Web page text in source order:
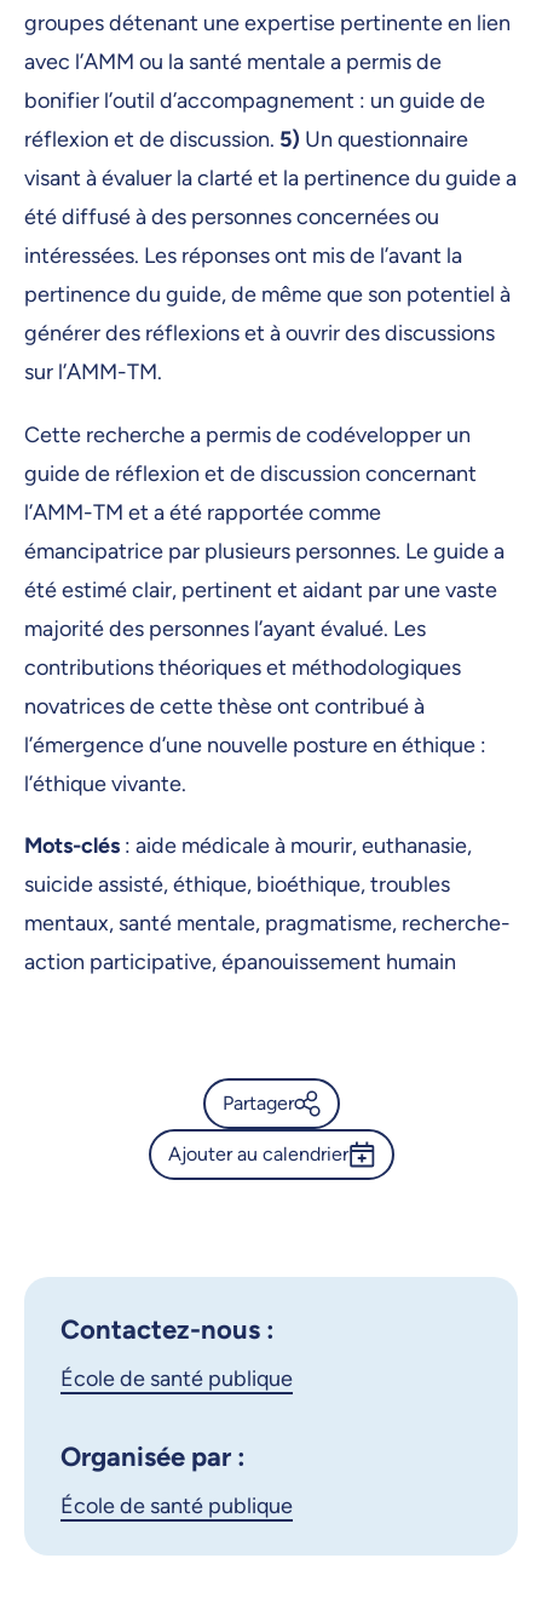
groupes détenant une expertise pertinente en lien
avec l’AMM ou la santé mentale a permis de
bonifier l’outil d’accompagnement : un guide de
réflexion et de discussion. 5) Un questionnaire
visant à évaluer la clarté et la pertinence du guide a
été diffusé à des personnes concernées ou
intéressées. Les réponses ont mis de l’avant la
pertinence du guide, de même que son potentiel à
générer des réflexions et à ouvrir des discussions
sur l’AMM-TM.
Cette recherche a permis de codévelopper un
guide de réflexion et de discussion concernant
l’AMM-TM et a été rapportée comme
émancipatrice par plusieurs personnes. Le guide a
été estimé clair, pertinent et aidant par une vaste
majorité des personnes l’ayant évalué. Les
contributions théoriques et méthodologiques
novatrices de cette thèse ont contribué à
l’émergence d’une nouvelle posture en éthique :
l’éthique vivante.
Mots-clés : aide médicale à mourir, euthanasie,
suicide assisté, éthique, bioéthique, troubles
mentaux, santé mentale, pragmatisme, recherche-
action participative, épanouissement humain
Partager
Calendrier de l’Université de
X.com
Ajouter au calendrier
Contactez-nous :
École de santé publique
Organisée par :
École de santé publique